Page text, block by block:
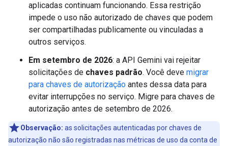
aplicadas continuam funcionando. Essa restrição
impede o uso não autorizado de chaves que podem
ser compartilhadas publicamente ou vinculadas a
outros serviços.
Em setembro de 2026: a API Gemini vai rejeitar
solicitações de chaves padrão. Você deve migrar
para chaves de autorização antes dessa data para
evitar interrupções no serviço. Migre para chaves de
autorização antes de setembro de 2026.
Observação: as solicitações autenticadas por chaves de
autorização não são registradas nas métricas de uso da conta de